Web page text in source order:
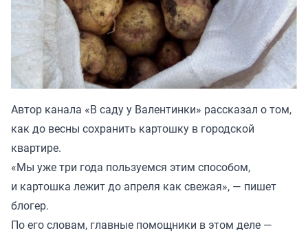
Автор канала «В саду у Валентинки» рассказал о том,
как до весны сохранить картошку в городской
квартире.
«Мы уже три года пользуемся этим способом,
и картошка лежит до апреля как свежая», — пишет
блогер.
По его словам, главные помощники в этом деле —